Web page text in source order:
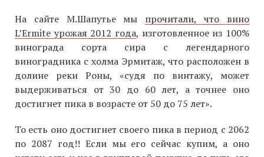
На сайте М.Шапутье мы прочитали, что вино
L’Ermite урожая 2012 года, изготовленное из 100%
винограда сорта сира с легендарного
виноградника с холма Эрмитаж, что расположен в
долине реки Роны, «судя по винтажу, может
выдерживаться от 30 до 60 лет, а точнее оно
достигнет пика в возрасте от 50 до 75 лет».
То есть оно достигнет своего пика в период с 2062
по 2087 год!! Если мы его сейчас купим, а оно